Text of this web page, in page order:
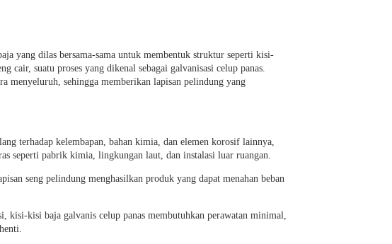
yang dilas bersama-sama untuk membentuk struktur seperti kisi-
suatu proses yang dikenal sebagai galvanisasi celup panas.
menyeluruh, sehingga memberikan lapisan pelindung yang
terhadap kelembapan, bahan kimia, dan elemen korosif lainnya,
seperti pabrik kimia, lingkungan laut, dan instalasi luar ruangan.
seng pelindung menghasilkan produk yang dapat menahan beban
kisi-kisi baja galvanis celup panas membutuhkan perawatan minimal,